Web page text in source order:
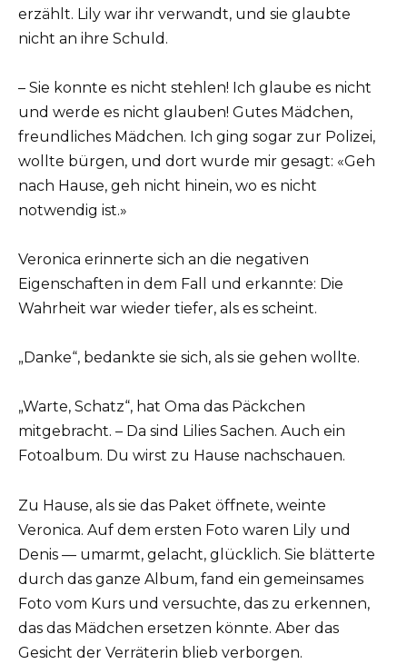
erzählt. Lily war ihr verwandt, und sie glaubte
nicht an ihre Schuld.
– Sie konnte es nicht stehlen! Ich glaube es nicht
und werde es nicht glauben! Gutes Mädchen,
freundliches Mädchen. Ich ging sogar zur Polizei,
wollte bürgen, und dort wurde mir gesagt: «Geh
nach Hause, geh nicht hinein, wo es nicht
notwendig ist.»
Veronica erinnerte sich an die negativen
Eigenschaften in dem Fall und erkannte: Die
Wahrheit war wieder tiefer, als es scheint.
„Danke“, bedankte sie sich, als sie gehen wollte.
„Warte, Schatz“, hat Oma das Päckchen
mitgebracht. – Da sind Lilies Sachen. Auch ein
Fotoalbum. Du wirst zu Hause nachschauen.
Zu Hause, als sie das Paket öffnete, weinte
Veronica. Auf dem ersten Foto waren Lily und
Denis — umarmt, gelacht, glücklich. Sie blätterte
durch das ganze Album, fand ein gemeinsames
Foto vom Kurs und versuchte, das zu erkennen,
das das Mädchen ersetzen könnte. Aber das
Gesicht der Verräterin blieb verborgen.